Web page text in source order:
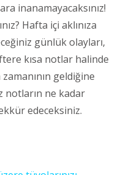
inanamayacaksınız!
Hafta içi aklınıza
günlük olayları,
kısa notlar halinde
zamanının geldiğine
notların ne kadar
edeceksiniz.